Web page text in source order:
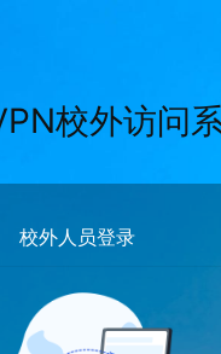
校外访问
校外人员登录